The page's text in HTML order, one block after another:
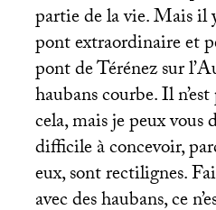
partie de la vie. Mais il
pont extraordinaire et
pont de Térénez sur
haubans courbe. Il
cela, mais je peux vous
difficile à concevoir,
eux, sont rectilignes.
avec des haubans, ce